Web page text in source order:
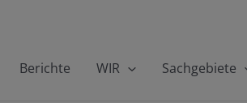
Berichte WIR Sachgebiete